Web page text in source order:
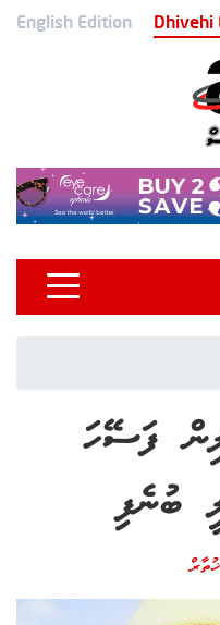
English Edition Dhivehi
ފަސޭހަ
ބުނެފި